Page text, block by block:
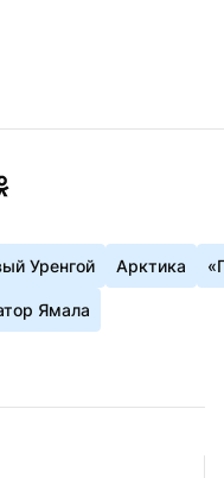
Уренгой Арктика
Ямала